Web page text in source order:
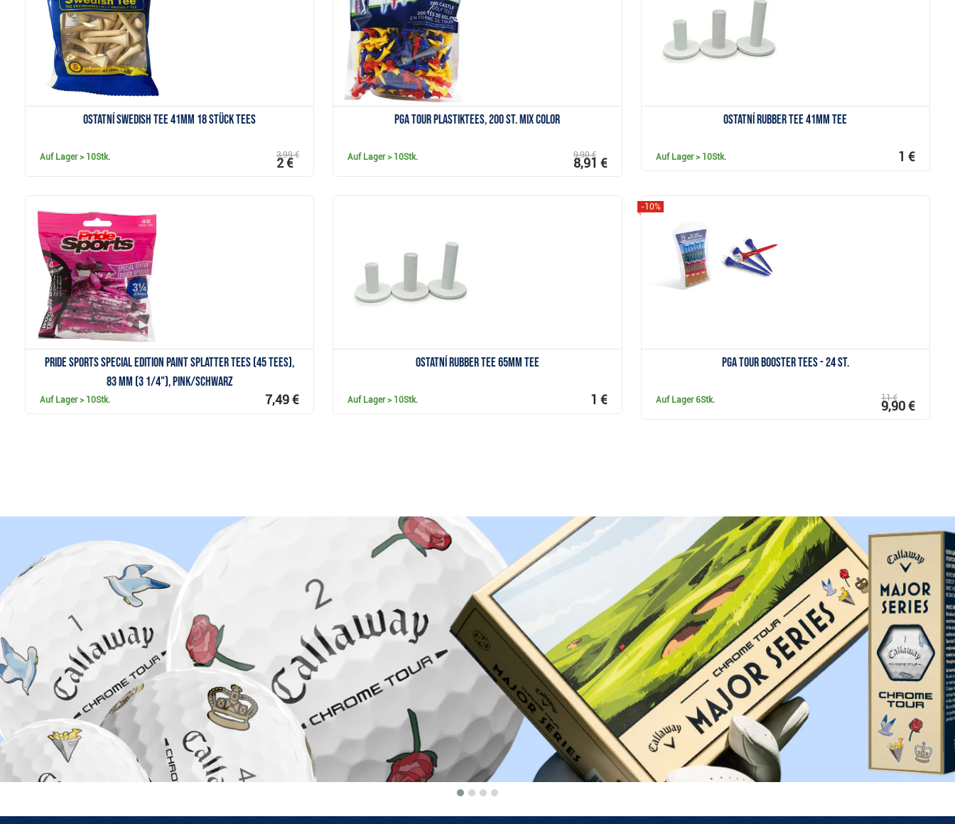
Ostatní Swedish Tee 41mm 18 Stück Tees
Auf Lager> 10Stk. 3,99 €
2 €
PGA Tour Plastiktees, 200 St. MIX COLOR
Auf Lager> 10Stk. 9,90 €
8,91 €
Ostatní Rubber Tee 41mm Tee
Auf Lager> 10Stk. 1 €
Pride Sports Special Edition Paint Splatter Tees (45 Tees),
83 mm (3 1/4"), pink/schwarz
Auf Lager> 10Stk. 7,49 €
Anzeigen
Ostatní Rubber Tee 65mm Tee
Auf Lager> 10Stk. 1 €
PGA Tour Booster Tees - 24 St.
-10%
Auf Lager6Stk. 11 €
9,90 €
Warum bei Golfbrothers.de kaufen?
auf Lager ist wirklich auf Lager
Wir haben unsere eigenen Lager mit
Herkunftsgarantie
Wir bieten nur Originalware aus
100 Tage kostenlose Rückgabe
Einfach & kostenlos über das GLS
Schnelle Lieferung
Kostenloser Versand ab 69€